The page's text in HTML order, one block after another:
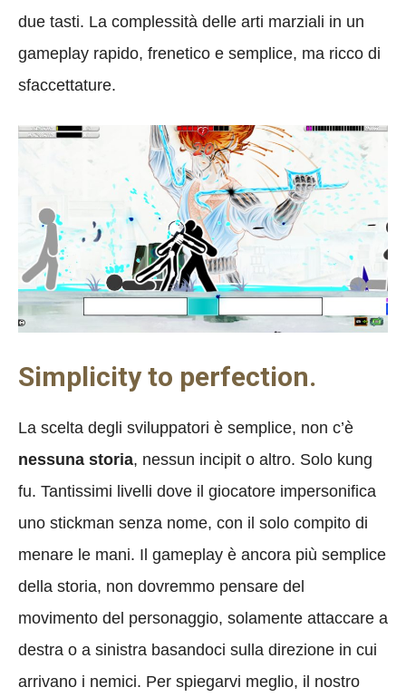
due tasti. La complessità delle arti marziali in un
gameplay rapido, frenetico e semplice, ma ricco di
sfaccettature.
Simplicity to perfection.
La scelta degli sviluppatori è semplice, non c’è
nessuna storia, nessun incipit o altro. Solo kung
fu. Tantissimi livelli dove il giocatore impersonifica
uno stickman senza nome, con il solo compito di
menare le mani. Il gameplay è ancora più semplice
della storia, non dovremmo pensare del
movimento del personaggio, solamente attaccare a
destra o a sinistra basandoci sulla direzione in cui
arrivano i nemici. Per spiegarvi meglio, il nostro